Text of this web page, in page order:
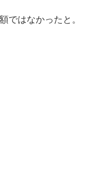
ではなかったと。